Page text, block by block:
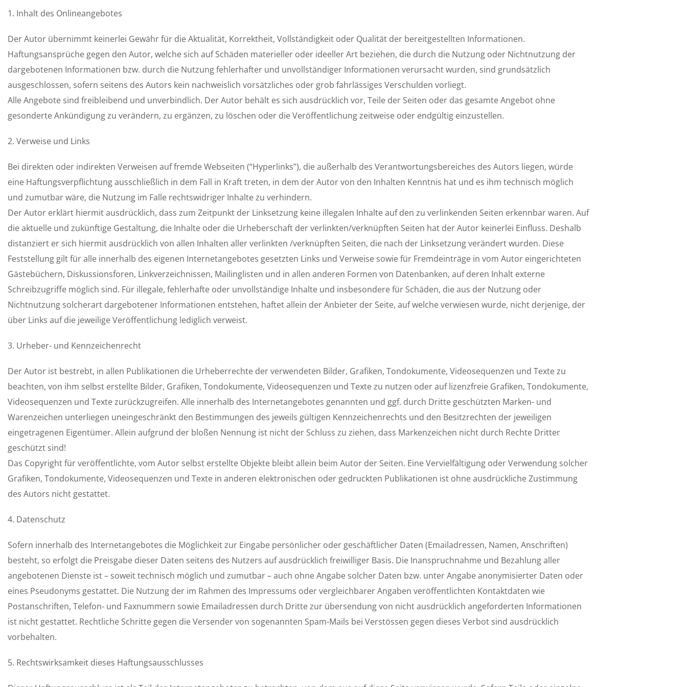
1. Inhalt des Onlineangebotes
Der Autor übernimmt keinerlei Gewähr für die Aktualität, Korrektheit, Vollständigkeit oder Qualität der bereitgestellten Informationen.
Haftungsansprüche gegen den Autor, welche sich auf Schäden materieller oder ideeller Art beziehen, die durch die Nutzung oder Nichtnutzung der
dargebotenen Informationen bzw. durch die Nutzung fehlerhafter und unvollständiger Informationen verursacht wurden, sind grundsätzlich
ausgeschlossen, sofern seitens des Autors kein nachweislich vorsätzliches oder grob fahrlässiges Verschulden vorliegt.
Alle Angebote sind freibleibend und unverbindlich. Der Autor behält es sich ausdrücklich vor, Teile der Seiten oder das gesamte Angebot ohne
gesonderte Ankündigung zu verändern, zu ergänzen, zu löschen oder die Veröffentlichung zeitweise oder endgültig einzustellen.
2. Verweise und Links
Bei direkten oder indirekten Verweisen auf fremde Webseiten (“Hyperlinks”), die außerhalb des Verantwortungsbereiches des Autors liegen, würde
eine Haftungsverpflichtung ausschließlich in dem Fall in Kraft treten, in dem der Autor von den Inhalten Kenntnis hat und es ihm technisch möglich
und zumutbar wäre, die Nutzung im Falle rechtswidriger Inhalte zu verhindern.
Der Autor erklärt hiermit ausdrücklich, dass zum Zeitpunkt der Linksetzung keine illegalen Inhalte auf den zu verlinkenden Seiten erkennbar waren. Auf
die aktuelle und zukünftige Gestaltung, die Inhalte oder die Urheberschaft der verlinkten/verknüpften Seiten hat der Autor keinerlei Einfluss. Deshalb
distanziert er sich hiermit ausdrücklich von allen Inhalten aller verlinkten /verknüpften Seiten, die nach der Linksetzung verändert wurden. Diese
Feststellung gilt für alle innerhalb des eigenen Internetangebotes gesetzten Links und Verweise sowie für Fremdeinträge in vom Autor eingerichteten
Gästebüchern, Diskussionsforen, Linkverzeichnissen, Mailinglisten und in allen anderen Formen von Datenbanken, auf deren Inhalt externe
Schreibzugriffe möglich sind. Für illegale, fehlerhafte oder unvollständige Inhalte und insbesondere für Schäden, die aus der Nutzung oder
Nichtnutzung solcherart dargebotener Informationen entstehen, haftet allein der Anbieter der Seite, auf welche verwiesen wurde, nicht derjenige, der
über Links auf die jeweilige Veröffentlichung lediglich verweist.
3. Urheber- und Kennzeichenrecht
Der Autor ist bestrebt, in allen Publikationen die Urheberrechte der verwendeten Bilder, Grafiken, Tondokumente, Videosequenzen und Texte zu
beachten, von ihm selbst erstellte Bilder, Grafiken, Tondokumente, Videosequenzen und Texte zu nutzen oder auf lizenzfreie Grafiken, Tondokumente,
Videosequenzen und Texte zurückzugreifen. Alle innerhalb des Internetangebotes genannten und ggf. durch Dritte geschützten Marken- und
Warenzeichen unterliegen uneingeschränkt den Bestimmungen des jeweils gültigen Kennzeichenrechts und den Besitzrechten der jeweiligen
eingetragenen Eigentümer. Allein aufgrund der bloßen Nennung ist nicht der Schluss zu ziehen, dass Markenzeichen nicht durch Rechte Dritter
geschützt sind!
Das Copyright für veröffentlichte, vom Autor selbst erstellte Objekte bleibt allein beim Autor der Seiten. Eine Vervielfältigung oder Verwendung solcher
Grafiken, Tondokumente, Videosequenzen und Texte in anderen elektronischen oder gedruckten Publikationen ist ohne ausdrückliche Zustimmung
des Autors nicht gestattet.
4. Datenschutz
Sofern innerhalb des Internetangebotes die Möglichkeit zur Eingabe persönlicher oder geschäftlicher Daten (Emailadressen, Namen, Anschriften)
besteht, so erfolgt die Preisgabe dieser Daten seitens des Nutzers auf ausdrücklich freiwilliger Basis. Die Inanspruchnahme und Bezahlung aller
angebotenen Dienste ist – soweit technisch möglich und zumutbar – auch ohne Angabe solcher Daten bzw. unter Angabe anonymisierter Daten oder
eines Pseudonyms gestattet. Die Nutzung der im Rahmen des Impressums oder vergleichbarer Angaben veröffentlichten Kontaktdaten wie
Postanschriften, Telefon- und Faxnummern sowie Emailadressen durch Dritte zur übersendung von nicht ausdrücklich angeforderten Informationen
ist nicht gestattet. Rechtliche Schritte gegen die Versender von sogenannten Spam-Mails bei Verstössen gegen dieses Verbot sind ausdrücklich
vorbehalten.
5. Rechtswirksamkeit dieses Haftungsausschlusses